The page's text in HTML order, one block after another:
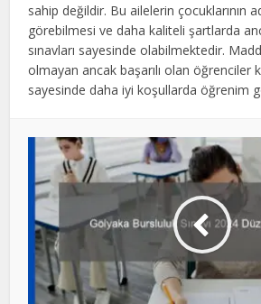
sahip değildir. Bu ailelerin çocuklarının
görebilmesi ve daha kaliteli şartlarda
sınavları sayesinde olabilmektedir.
olmayan ancak başarılı olan öğrenciler
sayesinde daha iyi koşullarda öğrenim